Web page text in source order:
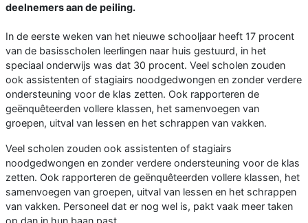
deelnemers aan de peiling.
In de eerste weken van het nieuwe schooljaar heeft 17 procent
van de basisscholen leerlingen naar huis gestuurd, in het
speciaal onderwijs was dat 30 procent. Veel scholen zouden
ook assistenten of stagiairs noodgedwongen en zonder verdere
ondersteuning voor de klas zetten. Ook rapporteren de
geënquêteerden vollere klassen, het samenvoegen van
groepen, uitval van lessen en het schrappen van vakken.
Veel scholen zouden ook assistenten of stagiairs
noodgedwongen en zonder verdere ondersteuning voor de klas
zetten. Ook rapporteren de geënquêteerden vollere klassen, het
samenvoegen van groepen, uitval van lessen en het schrappen
van vakken. Personeel dat er nog wel is, pakt vaak meer taken
op dan in hun baan past.